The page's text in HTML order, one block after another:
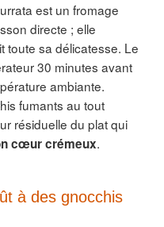
est un fromage
directe ; elle
toute sa délicatesse. Le
30 minutes avant
ambiante.
fumants au tout
résiduelle du plat qui
cœur crémeux.
à des gnocchis